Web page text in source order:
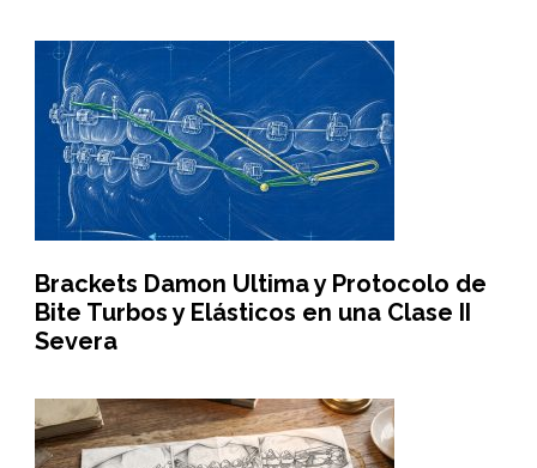
Brackets Damon Ultima y Protocolo de
Bite Turbos y Elásticos en una Clase II
Severa